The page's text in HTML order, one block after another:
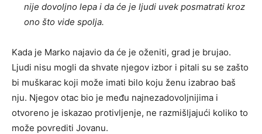
nije dovoljno lepa i da će je ljudi uvek posmatrati kroz
ono što vide spolja.
Kada je Marko najavio da će je oženiti, grad je brujao.
Ljudi nisu mogli da shvate njegov izbor i pitali su se zašto
bi muškarac koji može imati bilo koju ženu izabrao baš
nju. Njegov otac bio je među najnezadovoljnijima i
otvoreno je iskazao protivljenje, ne razmišljajući koliko to
može povrediti Jovanu.